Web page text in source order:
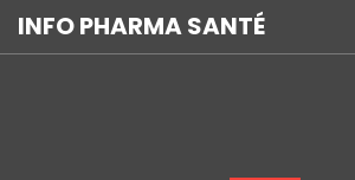
INFO PHARMA SANTÉ